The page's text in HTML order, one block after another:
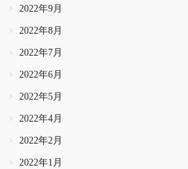
2022年9月
2022年8月
2022年7月
2022年6月
2022年5月
2022年4月
2022年2月
2022年1月